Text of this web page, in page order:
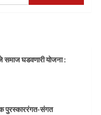
समाज घडवणारी योजना :
पुरस्काररंगत-संगत